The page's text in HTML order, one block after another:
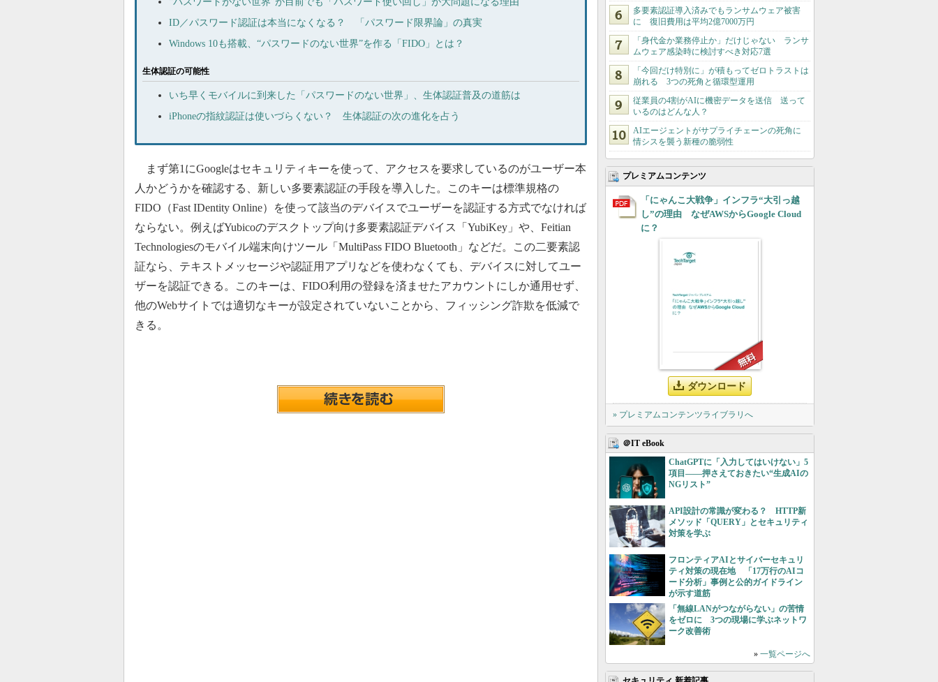
ID／パスワード認証は本当になくなる？ 「パスワード限界論」の真実
Windows 10も搭載、“パスワードのない世界”を作る「FIDO」とは？
生体認証の可能性
いち早くモバイルに到来した「パスワードのない世界」、生体認証普及の道筋は
iPhoneの指紋認証は使いづらくない？ 生体認証の次の進化を占う
まず第1にGoogleはセキュリティキーを使って、アクセスを要求しているのがユーザー本
人かどうかを確認する、新しい多要素認証の手段を導入した。このキーは標準規格の
FIDO（Fast IDentity Online）を使って該当のデバイスでユーザーを認証する方式でなければ
ならない。例えばYubicoのデスクトップ向け多要素認証デバイス「YubiKey」や、Feitian
Technologiesのモバイル端末向けツール「MultiPass FIDO Bluetooth」などだ。この二要素認
証なら、テキストメッセージや認証用アプリなどを使わなくても、デバイスに対してユー
ザーを認証できる。このキーは、FIDO利用の登録を済ませたアカウントにしか通用せず、
他のWebサイトでは適切なキーが設定されていないことから、フィッシング詐欺を低減で
きる。
多要素認証導入済みでもランサムウェア被害
に 復旧費用は平均2億7000万円
「身代金か業務停止か」だけじゃない ランサ
ムウェア感染時に検討すべき対応7選
「今回だけ特別に」が積もってゼロトラストは
崩れる 3つの死角と循環型運用
従業員の4割がAIに機密データを送信 送って
いるのはどんな人？
AIエージェントがサプライチェーンの死角に
情シスを襲う新種の脆弱性
プレミアムコンテンツ
「にゃんこ大戦争」インフラ“大引っ越
し”の理由 なぜAWSからGoogle Cloud
に？
ダウンロード
» プレミアムコンテンツライブラリへ
＠IT eBook
ChatGPTに「入力してはいけない」5
項目――押さえておきたい“生成AIの
NGリスト”
API設計の常識が変わる？ HTTP新
メソッド「QUERY」とセキュリティ
対策を学ぶ
フロンティアAIとサイバーセキュリ
ティ対策の現在地 「17万行のAIコ
ード分析」事例と公的ガイドライン
が示す道筋
「無線LANがつながらない」の苦情
をゼロに 3つの現場に学ぶネットワ
ーク改善術
» 一覧ページへ